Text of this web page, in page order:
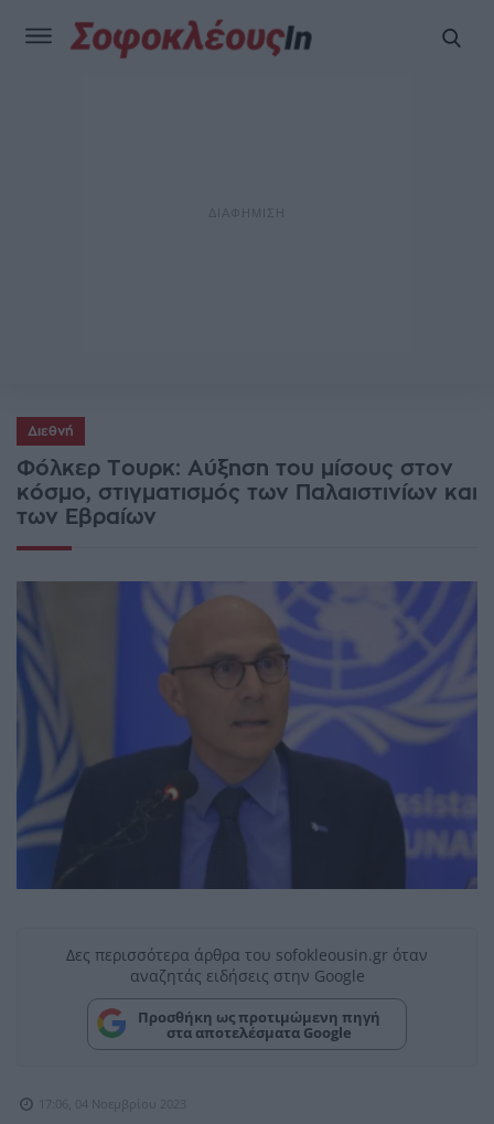
Διεθνή
Φόλκερ Τουρκ: Αύξηση του μίσους στον
κόσμο, στιγματισμός των Παλαιστινίων και
των Εβραίων
Δες περισσότερα άρθρα του sofokleousin.gr όταν
αναζητάς ειδήσεις στην Google
Προσθήκη ως προτιμώμενη πηγή
στα αποτελέσματα Google
17:06, 04 Νοεμβρίου 2023